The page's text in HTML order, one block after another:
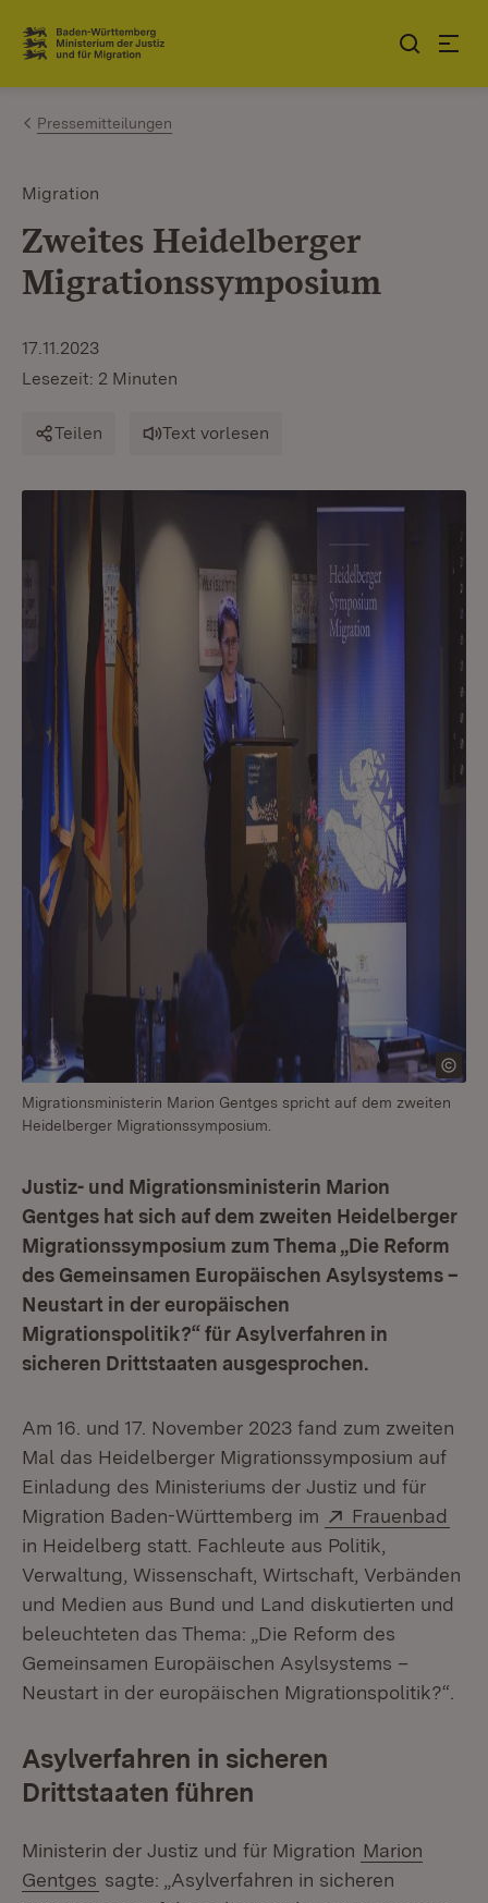
Zum Inhalt springen
Link zur Startseite
Pressemitteilungen
Migration
Zweites Heidelberger
Migrationssymposium
17.11.2023
Lesezeit: 2 Minuten
Teilen Text vorlesen
Migrationsministerin Marion Gentges spricht auf dem zweiten
Heidelberger Migrationssymposium.
Justiz- und Migrationsministerin Marion
Gentges hat sich auf dem zweiten Heidelberger
Migrationssymposium zum Thema „Die Reform
des Gemeinsamen Europäischen Asylsystems –
Neustart in der europäischen
Migrationspolitik?“ für Asylverfahren in
sicheren Drittstaaten ausgesprochen.
Am 16. und 17. November 2023 fand zum zweiten
Mal das Heidelberger Migrationssymposium auf
Einladung des Ministeriums der Justiz und für
Migration Baden-Württemberg im
Extern:
Frauenbad
in Heidelberg statt. Fachleute aus Politik,
Verwaltung, Wissenschaft, Wirtschaft, Verbänden
und Medien aus Bund und Land diskutierten und
beleuchteten das Thema: „Die Reform des
Gemeinsamen Europäischen Asylsystems –
Neustart in der europäischen Migrationspolitik?“.
Asylverfahren in sicheren
Drittstaaten führen
Ministerin der Justiz und für Migration Marion
Gentges sagte: „Asylverfahren in sicheren